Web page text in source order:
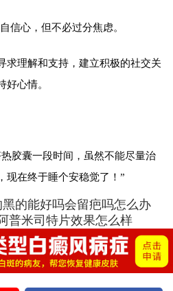
信心，但不必过分焦虑。
求理解和支持，建立积极的社交关
好心情。
胶囊一段时间，虽然不能尽量治
现在终于睡个安稳觉了！”
黑的能好吗会留疤吗怎么办
普米司特片效果怎么样